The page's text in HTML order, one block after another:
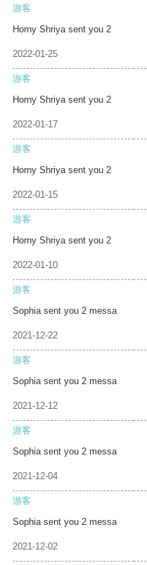
游客
Horny Shriya sent you 2
2022-01-25
游客
Horny Shriya sent you 2
2022-01-17
游客
Horny Shriya sent you 2
2022-01-15
游客
Horny Shriya sent you 2
2022-01-10
游客
Sophia sent you 2 messa
2021-12-22
游客
Sophia sent you 2 messa
2021-12-12
游客
Sophia sent you 2 messa
2021-12-04
游客
Sophia sent you 2 messa
2021-12-02